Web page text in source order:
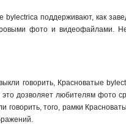
bylectrica поддерживают, как
фото и видеофайлами.
говорить, Красноватые
дозволяет любителям фото
того, рамки
.